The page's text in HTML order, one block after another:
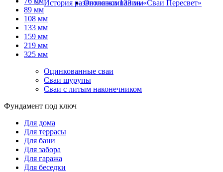
Оголовки 133 мм
История развития компании «Сваи Пересвет»
89 мм
108 мм
133 мм
159 мм
219 мм
325 мм
Оцинкованные сваи
Сваи шурупы
Сваи с литым наконечником
Фундамент под ключ
Для дома
Для террасы
Для бани
Для забора
Для гаража
Для беседки